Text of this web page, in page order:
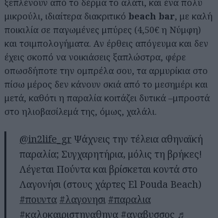
μικρούλι, ιδιαίτερα διακριτικό beach bar, με καλή
ποικιλία σε παγωμένες μπύρες (4,50€ η Νύμφη)
και τσιμπολογήματα. Αν έρθεις απόγευμα και δεν
έχεις σκοπό να νοικιάσεις ξαπλώστρα, φέρε
οπωσδήποτε την ομπρέλα σου, τα αρμυρίκια στο
πίσω μέρος δεν κάνουν σκιά από το μεσημέρι και
μετά, καθότι η παραλία κοιτάζει δυτικά –μπροστά
στο ηλιοβασίλεμά της, όμως, χαλάλι.
@in2life_grΨάχνεις την τέλεια αθηναϊκή
παραλία; Συγχαρητήρια, μόλις τη βρήκες!
Λέγεται Πούντα και βρίσκεται κοντά στο
Λαγονήσι (στους χάρτες El Pouda Beach)
#πουντα #λαγονησι #παραλια
#καλοκαιριστηναθηνα #αναβυσσος ♬